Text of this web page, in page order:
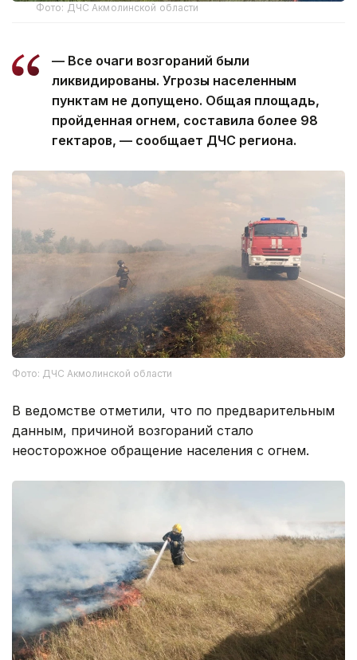
Фото: ДЧС Акмолинской области
— Все очаги возгораний были
ликвидированы. Угрозы населенным
пунктам не допущено. Общая площадь,
пройденная огнем, составила более 98
гектаров, — сообщает ДЧС региона.
Фото: ДЧС Акмолинской области
В ведомстве отметили, что по предварительным
данным, причиной возгораний стало
неосторожное обращение населения с огнем.